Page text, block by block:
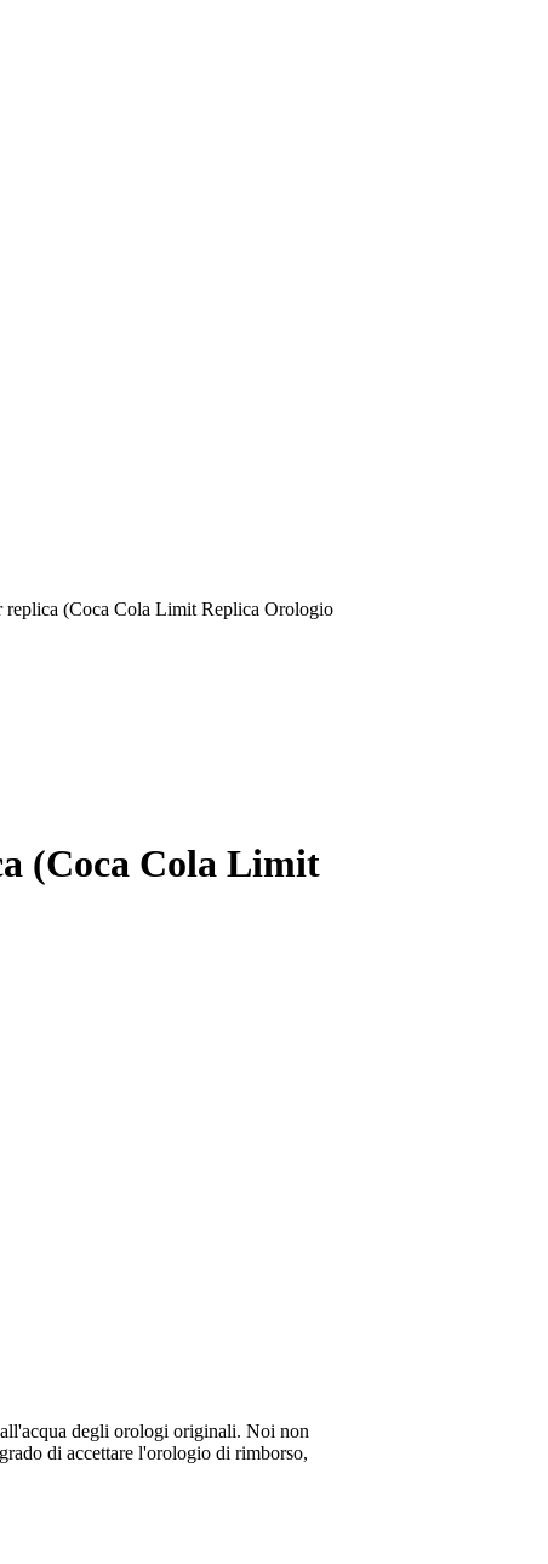
(Coca Cola Limit Replica Orologio
(Coca Cola Limit
all'acqua degli orologi originali. Noi non
di accettare l'orologio di rimborso,